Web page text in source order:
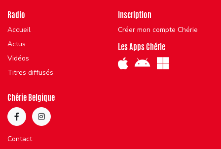
Radio
Accueil
Actus
Vidéos
Titres diffusés
Inscription
Créer mon compte Chérie
Les Apps Chérie
Chérie Belgique
Contact